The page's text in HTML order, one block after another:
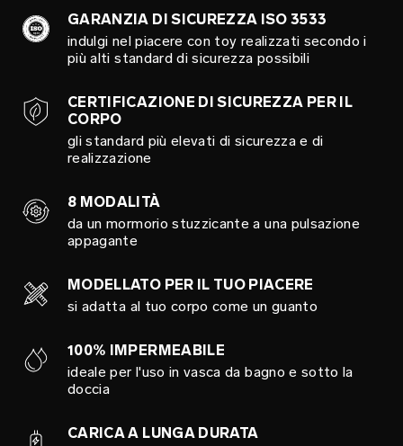
GARANZIA DI SICUREZZA ISO 3533
indulgi nel piacere con toy realizzati secondo i
più alti standard di sicurezza possibili
CERTIFICAZIONE DI SICUREZZA PER IL
CORPO
gli standard più elevati di sicurezza e di
realizzazione
8 MODALITÀ
da un mormorio stuzzicante a una pulsazione
appagante
MODELLATO PER IL TUO PIACERE
si adatta al tuo corpo come un guanto
100% IMPERMEABILE
ideale per l'uso in vasca da bagno e sotto la
doccia
CARICA A LUNGA DURATA